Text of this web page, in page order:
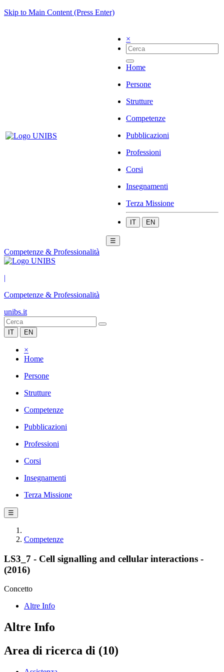
Skip to Main Content (Press Enter)
×
Home
Persone
Strutture
Competenze
Pubblicazioni
Professioni
Corsi
Insegnamenti
Terza Missione
IT EN
☰
Competenze & Professionalità
|
Competenze & Professionalità
unibs.it
IT EN
×
Home
Persone
Strutture
Competenze
Pubblicazioni
Professioni
Corsi
Insegnamenti
Terza Missione
☰
Competenze
LS3_7 - Cell signalling and cellular interactions -
(2016)
Concetto
Altre Info
Altre Info
Area di ricerca di (10)